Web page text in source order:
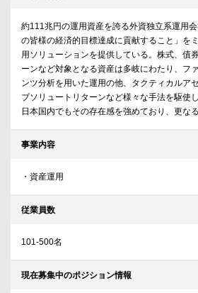
約111兆円の運用資産を誇る外資独立系運用
の皆様の経済的目標達成に貢献すること」を
用ソリューションを提供している。株式、債
ーンなど対象となる資産は多岐にわたり、フ
ンツ分析を用いた運用の他、タクティカルア
ブソリュートリターンなど様々な手法を駆使
日本国内でもその存在感を強めており、更な
事業内容
・資産運用
従業員数
101-500名
現在募集中のポジション情報